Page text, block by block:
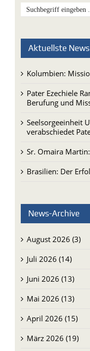
Aktuellste News
Kolumbien:
Pater Ezechiele
Berufung und
Seelsorgeeinheit
verabschiedet
Sr. Omaira
Brasilien: Der
News-Archive
August 2026 (3)
Juli 2026 (14)
Juni 2026 (13)
Mai 2026 (13)
April 2026 (15)
März 2026 (19)